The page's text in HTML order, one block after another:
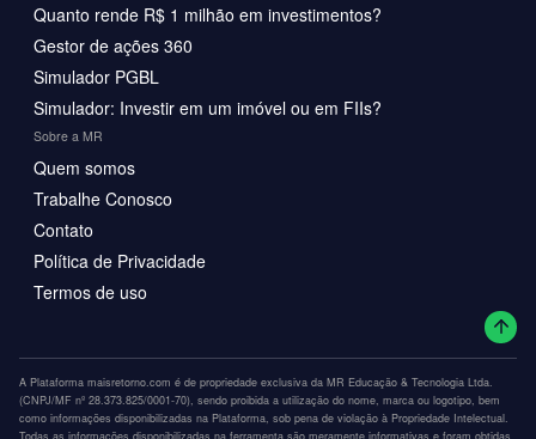
Quanto rende R$ 1 milhão em investimentos?
Gestor de ações 360
Simulador PGBL
Simulador: Investir em um imóvel ou em FIIs?
Sobre a MR
Quem somos
Trabalhe Conosco
Contato
Política de Privacidade
Termos de uso
A Plataforma maisretorno.com é de propriedade exclusiva da MR Educação & Tecnologia Ltda.
(CNPJ/MF nº 28.373.825/0001-70), sendo proibida a utilização do nome, marca ou logotipo, bem
como informações disponibilizadas na Plataforma, sob pena de violação à Propriedade Intelectual.